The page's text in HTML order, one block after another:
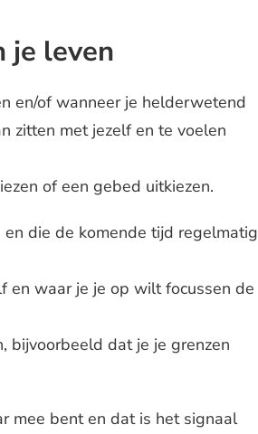
je leven
en/of wanneer je helderwetend
zitten met jezelf en te voelen
of een gebed uitkiezen.
die de komende tijd regelmatig
en waar je je op wilt focussen de
bijvoorbeeld dat je je grenzen
mee bent en dat is het signaal